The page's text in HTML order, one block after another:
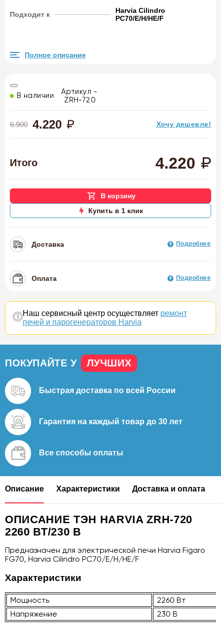
Подходит к
Harvia Cilindro
PC70/E/H/HE/F
Полное описание
В наличии
Артикул -
ZRH-720
6.900 4.220 Хочу дешевле!
Итого 4.220
В корзину
Купить в 1 клик
Доставка Подробнее
Оплата Подробнее
Наш сервисный центр осуществляет ремонт
печей и парогенераторов Harvia
ПОКУПАЙТЕ У ЛУЧШИХ
Быстрая доставка по всей России
Гарантия на каждый товар до 30 лет
Все способы оплаты
Описание Характеристики Доставка и оплата
ОПИСАНИЕ ТЭН HARVIA ZRH-720
2260 ВТ/230 В
Предназначен для электрической печи Harvia Figaro
FG70, Harvia Cilindro PC70/E/H/HE/F
Характеристики
Мощность
2260 Вт
Напряжение
230 В